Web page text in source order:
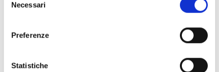
delNecessari
Preferenze
Statistiche